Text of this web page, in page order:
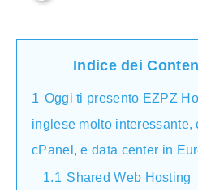
Indice dei
1 Oggi ti presento EZPZ
inglese molto interessante,
cPanel, e data center in
1.1 Shared Web Hosting